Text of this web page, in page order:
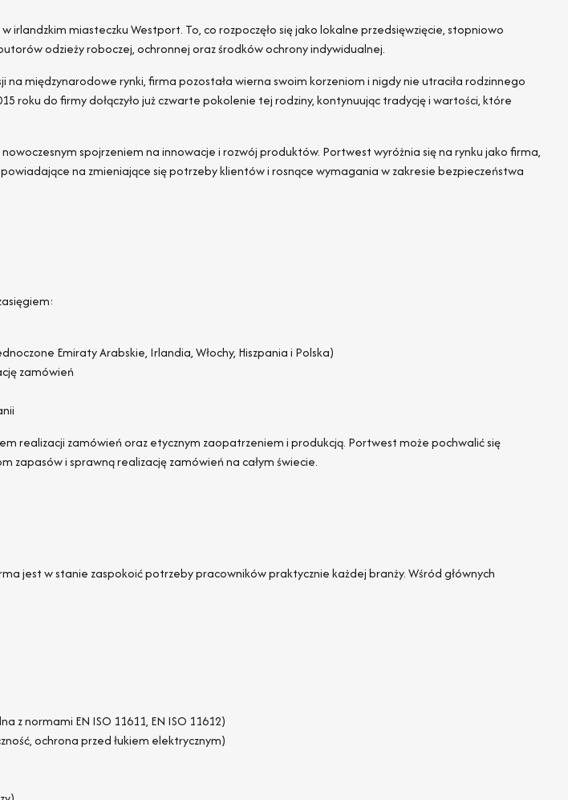
irlandzkim miasteczku Westport. To, co rozpoczęło się jako lokalne przedsięwzięcie, stopniowo
odzieży roboczej, ochronnej oraz środków ochrony indywidualnej.
międzynarodowe rynki, firma pozostała wierna swoim korzeniom i nigdy nie utraciła rodzinnego
roku do firmy dołączyło już czwarte pokolenie tej rodziny, kontynuując tradycję i wartości, które
spojrzeniem na innowacje i rozwój produktów. Portwest wyróżnia się na rynku jako firma,
na zmieniające się potrzeby klientów i rosnące wymagania w zakresie bezpieczeństwa
Emiraty Arabskie, Irlandia, Włochy, Hiszpania i Polska)
zamówień
realizacji zamówień oraz etycznym zaopatrzeniem i produkcją. Portwest może pochwalić się
zapasów i sprawną realizację zamówień na całym świecie.
jest w stanie zaspokoić potrzeby pracowników praktycznie każdej branży. Wśród głównych
z normami EN ISO 11611, EN ISO 11612)
ochrona przed łukiem elektrycznym)